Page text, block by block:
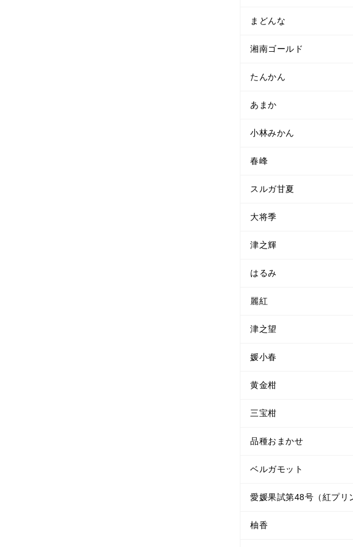
まどんな
湘南ゴールド
たんかん
あまか
小林みかん
春峰
スルガ甘夏
大将季
津之輝
はるみ
麗紅
津之望
媛小春
黄金柑
三宝柑
品種おまかせ
ベルガモット
愛媛果試第48号（紅プリ
柚香